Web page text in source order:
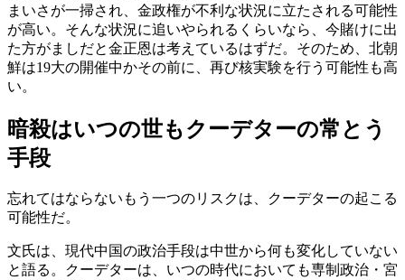
まいさが一掃され、金政権が不利な状況に立たされる可能性
が高い。そんな状況に追いやられるくらいなら、今賭けに出
た方がましだと金正恩は考えているはずだ。そのため、北朝
鮮は19大の開催中かその前に、再び核実験を行う可能性も高
い。
暗殺はいつの世もクーデターの常とう
手段
忘れてはならないもう一つのリスクは、クーデターの起こる
可能性だ。
文氏は、現代中国の政治手段は中世から何も変化していない
と語る。クーデターは、いつの時代においても専制政治・宮